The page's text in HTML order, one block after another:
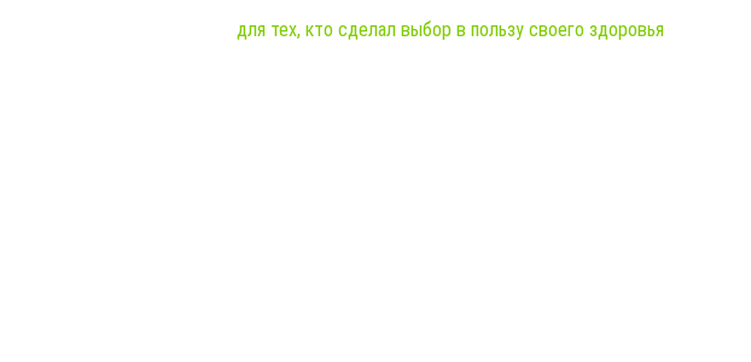
для тех, кто сделал выбор в пользу своего здоровья